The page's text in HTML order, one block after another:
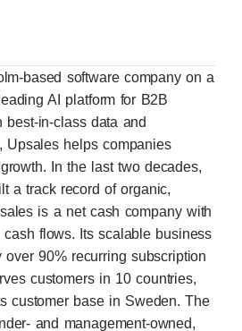
based software company on a
AI platform for B2B
best-in-class data and
Upsales helps companies
In the last two decades,
a track record of organic,
is a net cash company with
flows. Its scalable business
90% recurring subscription
customers in 10 countries,
customer base in Sweden. The
and management-owned,